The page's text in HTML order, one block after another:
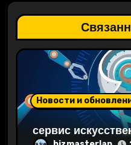
п
о
п
Новости и
сервис